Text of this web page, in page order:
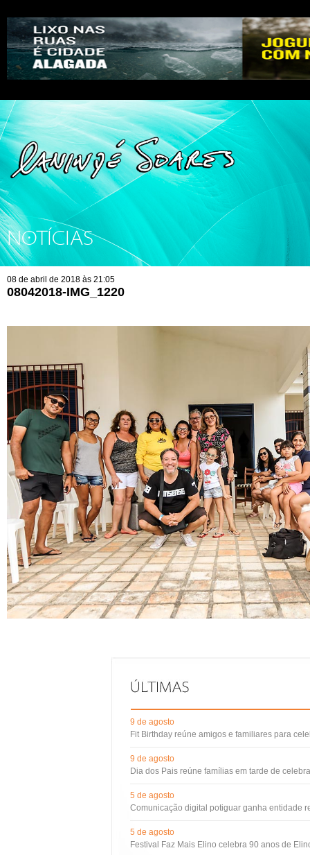
NOTÍCIAS
08 de abril de 2018 às 21:05
08042018-IMG_1220
9 de agosto
Fit Birthday reúne amigos e familiares para
9 de agosto
Dia dos Pais reúne famílias em tarde de
5 de agosto
Comunicação digital potiguar ganha entidade
5 de agosto
Festival Faz Mais Elino celebra 90 anos de